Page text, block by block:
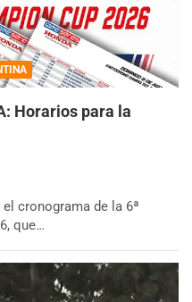
Horarios para la
cronograma de la 6ª
que…